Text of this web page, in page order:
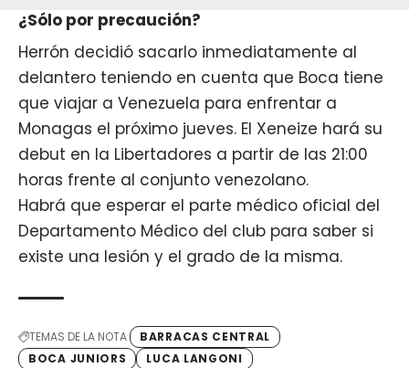
¿Sólo por precaución?
Herrón decidió sacarlo inmediatamente al
delantero teniendo en cuenta que Boca tiene
que viajar a Venezuela para enfrentar a
Monagas el próximo jueves. El Xeneize hará su
debut en la Libertadores a partir de las 21:00
horas frente al conjunto venezolano.
Habrá que esperar el parte médico oficial del
Departamento Médico del club para saber si
existe una lesión y el grado de la misma.
TEMAS DE LA NOTA
BARRACAS CENTRAL
BOCA JUNIORS
LUCA LANGONI